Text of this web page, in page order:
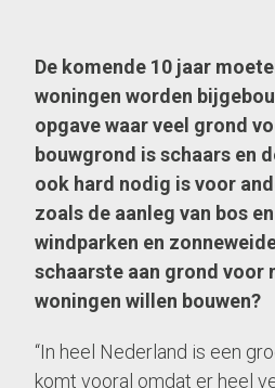
De komende 10 jaar
woningen worden
opgave waar veel grond
bouwgrond is schaars en
ook hard nodig is voor
zoals de aanleg van bos
windparken en
schaarste aan grond voor
woningen willen bouwen?
“In heel Nederland is een
komt vooral omdat er heel